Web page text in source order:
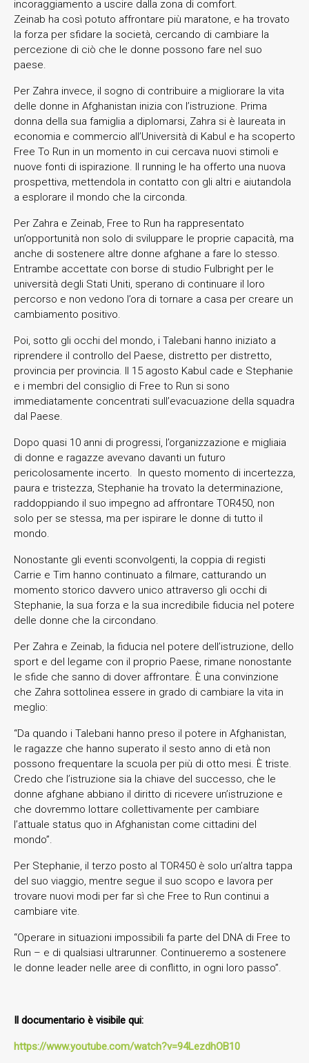
incoraggiamento a uscire dalla zona di comfort.
Zeinab ha così potuto affrontare più maratone, e ha trovato
la forza per sfidare la società, cercando di cambiare la
percezione di ciò che le donne possono fare nel suo
paese.
Per Zahra invece, il sogno di contribuire a migliorare la vita
delle donne in Afghanistan inizia con l’istruzione. Prima
donna della sua famiglia a diplomarsi, Zahra si è laureata in
economia e commercio all’Università di Kabul e ha scoperto
Free To Run in un momento in cui cercava nuovi stimoli e
nuove fonti di ispirazione. Il running le ha offerto una nuova
prospettiva, mettendola in contatto con gli altri e aiutandola
a esplorare il mondo che la circonda.
Per Zahra e Zeinab, Free to Run ha rappresentato
un’opportunità non solo di sviluppare le proprie capacità, ma
anche di sostenere altre donne afghane a fare lo stesso.
Entrambe accettate con borse di studio Fulbright per le
università degli Stati Uniti, sperano di continuare il loro
percorso e non vedono l’ora di tornare a casa per creare un
cambiamento positivo.
Poi, sotto gli occhi del mondo, i Talebani hanno iniziato a
riprendere il controllo del Paese, distretto per distretto,
provincia per provincia. Il 15 agosto Kabul cade e Stephanie
e i membri del consiglio di Free to Run si sono
immediatamente concentrati sull’evacuazione della squadra
dal Paese.
Dopo quasi 10 anni di progressi, l’organizzazione e migliaia
di donne e ragazze avevano davanti un futuro
pericolosamente incerto. In questo momento di incertezza,
paura e tristezza, Stephanie ha trovato la determinazione,
raddoppiando il suo impegno ad affrontare TOR450, non
solo per se stessa, ma per ispirare le donne di tutto il
mondo.
Nonostante gli eventi sconvolgenti, la coppia di registi
Carrie e Tim hanno continuato a filmare, catturando un
momento storico davvero unico attraverso gli occhi di
Stephanie, la sua forza e la sua incredibile fiducia nel potere
delle donne che la circondano.
Per Zahra e Zeinab, la fiducia nel potere dell’istruzione, dello
sport e del legame con il proprio Paese, rimane nonostante
le sfide che sanno di dover affrontare. È una convinzione
che Zahra sottolinea essere in grado di cambiare la vita in
meglio:
“Da quando i Talebani hanno preso il potere in Afghanistan,
le ragazze che hanno superato il sesto anno di età non
possono frequentare la scuola per più di otto mesi. È triste.
Credo che l’istruzione sia la chiave del successo, che le
donne afghane abbiano il diritto di ricevere un’istruzione e
che dovremmo lottare collettivamente per cambiare
l’attuale status quo in Afghanistan come cittadini del
mondo”.
Per Stephanie, il terzo posto al TOR450 è solo un’altra tappa
del suo viaggio, mentre segue il suo scopo e lavora per
trovare nuovi modi per far sì che Free to Run continui a
cambiare vite.
“Operare in situazioni impossibili fa parte del DNA di Free to
Run – e di qualsiasi ultrarunner. Continueremo a sostenere
le donne leader nelle aree di conflitto, in ogni loro passo”.
Il documentario è visibile qui:
https://www.youtube.com/watch?v=94LezdhOB10